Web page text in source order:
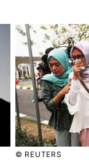
Головна
Україна
Економіка
Спорт
Техно і зв'язок
© REUTERS